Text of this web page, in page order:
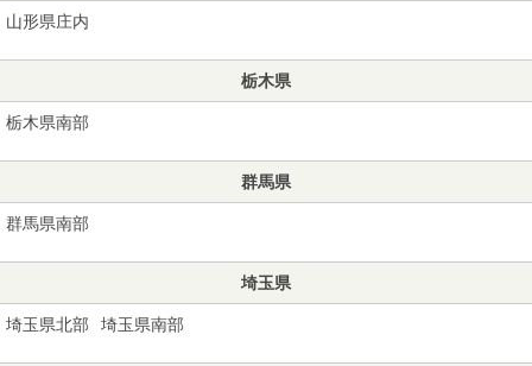
山形県庄内
栃木県
栃木県南部
群馬県
群馬県南部
埼玉県
埼玉県北部 埼玉県南部